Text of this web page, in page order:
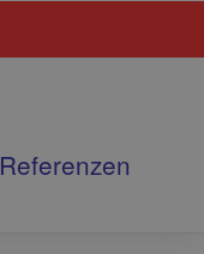
Referenzen